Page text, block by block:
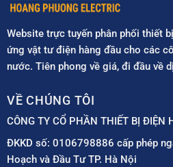
Website trực tuyến phân phối thiết
ứng vật tư điện hàng đầu cho các
nước. Tiên phong về giá, đi đầu về
VỀ CHÚNG TÔI
CÔNG TY CỔ PHẦN THIẾT BỊ ĐIỆN
ĐKKD số: 0106798886 cấp phép
Hoạch và Đầu Tư TP. Hà Nội